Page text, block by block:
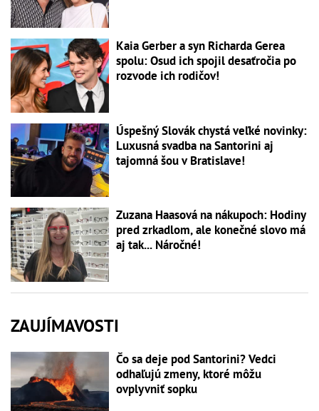
Kaia Gerber a syn Richarda Gerea
spolu: Osud ich spojil desaťročia po
rozvode ich rodičov!
Úspešný Slovák chystá veľké novinky:
Luxusná svadba na Santorini aj
tajomná šou v Bratislave!
Zuzana Haasová na nákupoch: Hodiny
pred zrkadlom, ale konečné slovo má
aj tak... Náročné!
ZAUJÍMAVOSTI
Čo sa deje pod Santorini? Vedci
odhaľujú zmeny, ktoré môžu
ovplyvniť sopku